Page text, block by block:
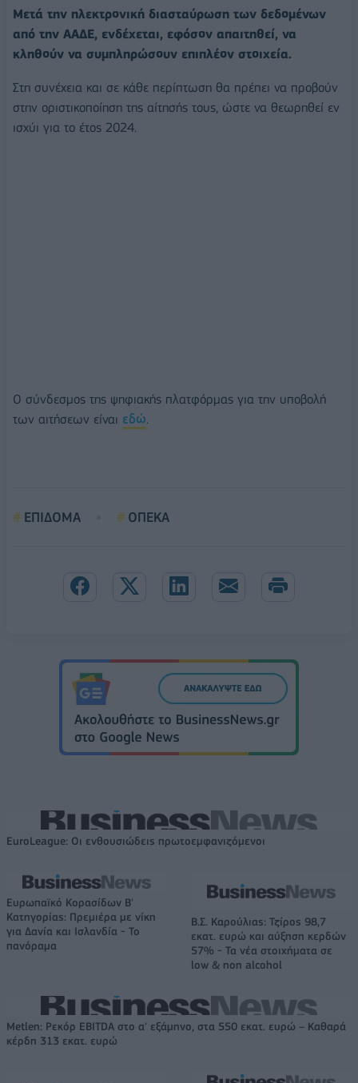
Μετά την ηλεκτρονική διασταύρωση των δεδομένων
από την ΑΑΔΕ, ενδέχεται, εφόσον απαιτηθεί, να
κληθούν να συμπληρώσουν επιπλέον στοιχεία.
Στη συνέχεια και σε κάθε περίπτωση θα πρέπει να προβούν
στην οριστικοποίηση της αίτησής τους, ώστε να θεωρηθεί εν
ισχύι για το έτος 2024.
Ο σύνδεσμος της ψηφιακής πλατφόρμας για την υποβολή
των αιτήσεων είναι εδώ.
ΕΠΙΔΟΜΑ ΟΠΕΚΑ
EuroLeague: Οι ενθουσιώδεις πρωτοεμφανιζόμενοι
Ευρωπαϊκό Κορασίδων Β'
Κατηγορίας: Πρεμιέρα με νίκη
για Δανία και Ισλανδία - Το
πανόραμα
Β.Σ. Καρούλιας: Τζίρος 98,7
εκατ. ευρώ και αύξηση κερδών
57% - Τα νέα στοιχήματα σε
low & non alcohol
Metlen: Ρεκόρ EBITDA στο α' εξάμηνο, στα 550 εκατ. ευρώ – Καθαρά
κέρδη 313 εκατ. ευρώ